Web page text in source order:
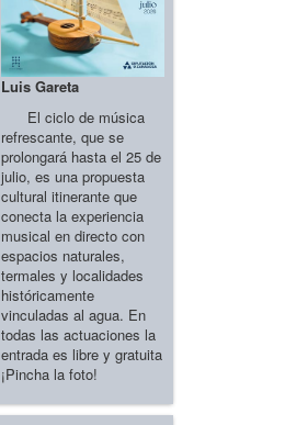
Luis Gareta
El ciclo de música
refrescante, que se
prolongará hasta el 25 de
julio, es una propuesta
cultural itinerante que
conecta la experiencia
musical en directo con
espacios naturales,
termales y localidades
históricamente
vinculadas al agua. En
todas las actuaciones la
entrada es libre y gratuita
¡Pincha la foto!